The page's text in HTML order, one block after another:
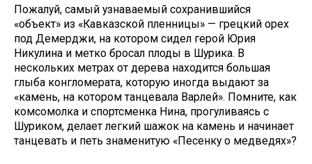
Пожалуй, самый узнаваемый сохранившийся
«объект» из «Кавказской пленницы»​ —​ грецкий орех
под Демерджи, на котором сидел герой Юрия
Никулина и метко бросал плоды в Шурика. В
нескольких метрах от дерева находится большая
глыба конгломерата, которую иногда выдают за
«камень, на котором танцевала Варлей». Помните, как
комсомолка и спортсменка Нина, прогуливаясь с
Шуриком, делает легкий шажок на камень и начинает
танцевать и петь знаменитую «Песенку о медведях»?